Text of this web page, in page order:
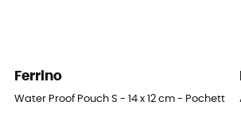
Ferrino
Water Proof Pouch S - 14 x 12 cm - Pochette